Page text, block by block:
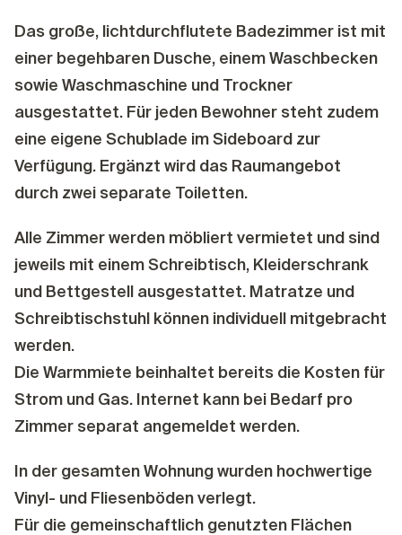
Das große, lichtdurchflutete Badezimmer ist mit
einer begehbaren Dusche, einem Waschbecken
sowie Waschmaschine und Trockner
ausgestattet. Für jeden Bewohner steht zudem
eine eigene Schublade im Sideboard zur
Verfügung. Ergänzt wird das Raumangebot
durch zwei separate Toiletten.
Alle Zimmer werden möbliert vermietet und sind
jeweils mit einem Schreibtisch, Kleiderschrank
und Bettgestell ausgestattet. Matratze und
Schreibtischstuhl können individuell mitgebracht
werden.
Die Warmmiete beinhaltet bereits die Kosten für
Strom und Gas. Internet kann bei Bedarf pro
Zimmer separat angemeldet werden.
In der gesamten Wohnung wurden hochwertige
Vinyl- und Fliesenböden verlegt.
Für die gemeinschaftlich genutzten Flächen